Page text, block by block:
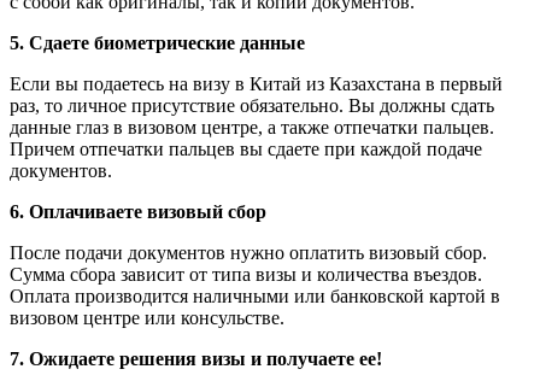
5. Сдаете биометрические данные
Если вы подаетесь на визу в Китай из Казахстана в первый
раз, то личное присутствие обязательно. Вы должны сдать
данные глаз в визовом центре, а также отпечатки пальцев.
Причем отпечатки пальцев вы сдаете при каждой подаче
документов.
6. Оплачиваете визовый сбор
После подачи документов нужно оплатить визовый сбор.
Сумма сбора зависит от типа визы и количества въездов.
Оплата производится наличными или банковской картой в
визовом центре или консульстве.
7. Ожидаете решения визы и получаете ее!